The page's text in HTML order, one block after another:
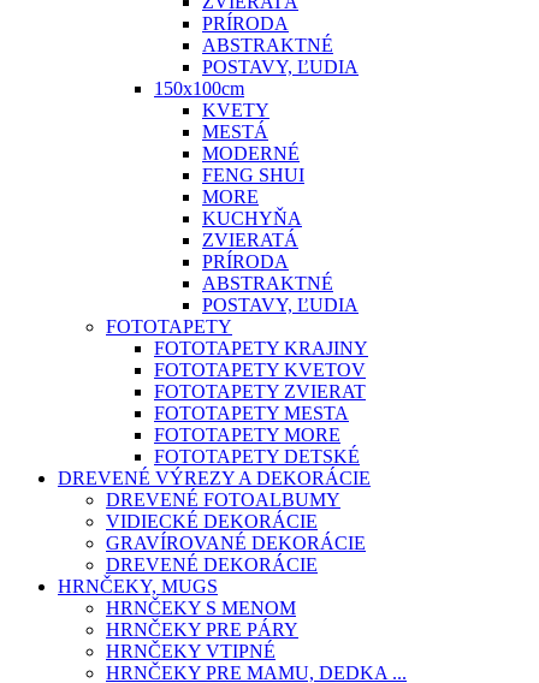
PRÍRODA
ABSTRAKTNÉ
POSTAVY, ĽUDIA
150x100cm
KVETY
MESTÁ
MODERNÉ
FENG SHUI
MORE
KUCHYŇA
ZVIERATÁ
PRÍRODA
ABSTRAKTNÉ
POSTAVY, ĽUDIA
FOTOTAPETY
FOTOTAPETY KRAJINY
FOTOTAPETY KVETOV
FOTOTAPETY ZVIERAT
FOTOTAPETY MESTA
FOTOTAPETY MORE
FOTOTAPETY DETSKÉ
DREVENÉ VÝREZY A DEKORÁCIE
DREVENÉ FOTOALBUMY
VIDIECKÉ DEKORÁCIE
GRAVÍROVANÉ DEKORÁCIE
DREVENÉ DEKORÁCIE
HRNČEKY, MUGS
HRNČEKY S MENOM
HRNČEKY PRE PÁRY
HRNČEKY VTIPNÉ
HRNČEKY PRE MAMU, DEDKA ...